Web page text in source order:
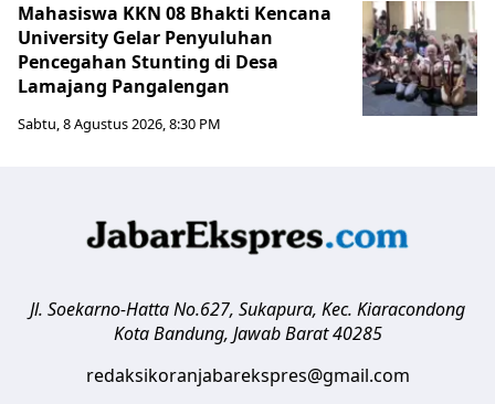
Mahasiswa KKN 08 Bhakti Kencana
University Gelar Penyuluhan
Pencegahan Stunting di Desa
Lamajang Pangalengan
Sabtu, 8 Agustus 2026, 8:30 PM
Jl. Soekarno-Hatta No.627, Sukapura, Kec. Kiaracondong
Kota Bandung, Jawab Barat 40285
redaksikoranjabarekspres@gmail.com